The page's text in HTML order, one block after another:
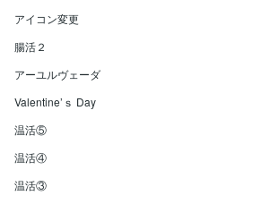
アイコン変更
腸活２
アーユルヴェーダ
Valentine’ｓ Day
温活⑤
温活④
温活③